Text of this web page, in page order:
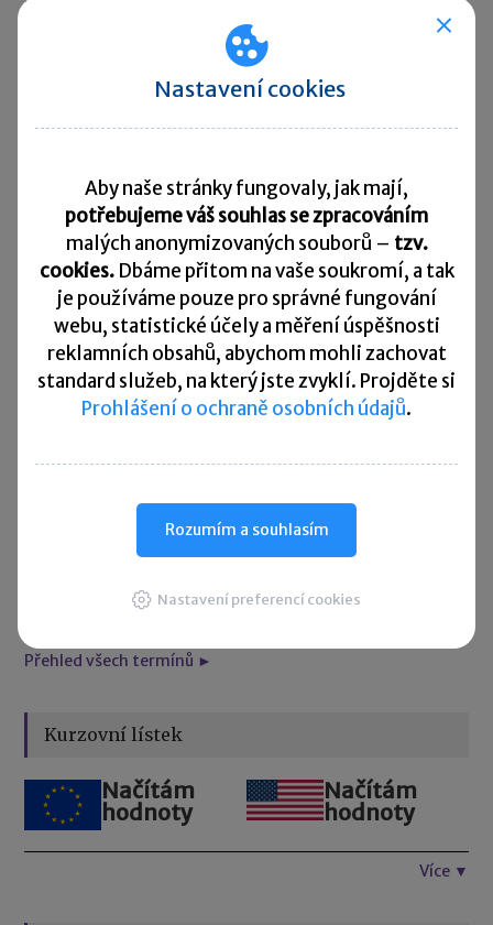
započítávání péče o dítě do 3 let a péče o závislé osoby.
Péče se bude nově oceňovat pomocí fiktivního
vyměřovacího základu, přičemž úřad automaticky
porovná, zda je pro člověka výhodnější nový výpočet,
aby péče neměla negativní dopad na výši důchodu.
Daňový kalendář
10. 8. 2026
Splatnost daně za červen 2026
20. 8. 2026
Měsíční odvod úhrnu sražených záloh na daň z příjmů
fyzických osob ze závislé činnosti za červenec 2026
Splatnost paušální zálohy
Splatnost daně za červen 2026 (pouze spotřební daň z lihu)
Daňové přiznání a splatnost daně za červenec 2026
Přehled všech termínů ►
Kurzovní lístek
Načítám
hodnoty
Načítám
hodnoty
Více ▼
Nastavení cookies
Aby naše stránky fungovaly, jak mají,
potřebujeme váš souhlas se zpracováním
malých anonymizovaných souborů – tzv.
cookies. Dbáme přitom na vaše soukromí, a tak
je používáme pouze pro správné fungování
webu, statistické účely a měření úspěšnosti
reklamních obsahů, abychom mohli zachovat
standard služeb, na který jste zvyklí. Projděte si
Prohlášení o ochraně osobních údajů.
Rozumím a souhlasím
Nastavení preferencí cookies